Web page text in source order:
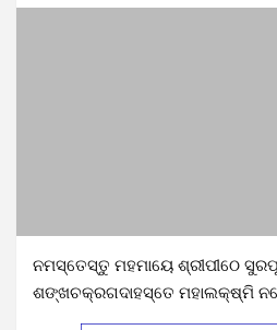
ନମସ୍ତେସ୍ତୁ ମହମାୟେ ଶ୍ରୀପୀଠେ
ଶଙ୍ଖଚକ୍ରଗଦାହସ୍ତେ ମହାଲକ୍ଷ୍ମି